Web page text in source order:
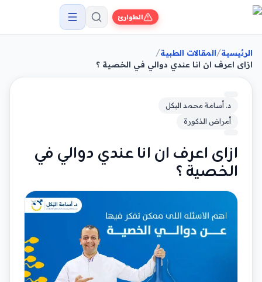
الطوارئ
الرئيسية/المقالات الطبية/
ازاى اعرف ان انا عندي دوالي في الخصية ؟
د. أسامة محمد البكل
أمراض الذكورة
ازاى اعرف ان انا عندي دوالي في
الخصية ؟